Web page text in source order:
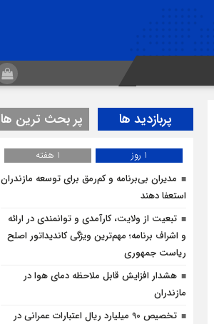
پربازدید ها پر بحث ترین ها
1 روز
1 هفته
مدیران بی‌برنامه و کم‌رمق برای توسعه مازندران
استعفا دهند
تبعیت از ولایت، کارآمدی و توانمندی در ارائه
و اشراف برنامه؛ مهم‌ترین ویژگی کاندیداتور اصلح
ریاست جمهوری
هشدار افزایش قابل ملاحظه دمای هوا در
مازندران
تخصیص 90 میلیارد ریال اعتبارات عمرانی در